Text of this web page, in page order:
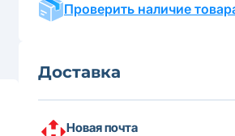
Проверить наличие
Доставка
Новая почта